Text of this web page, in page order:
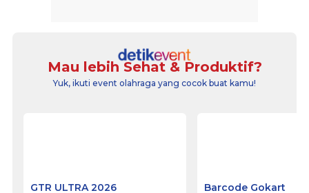
Mau lebih Sehat & Produktif?
Yuk, ikuti event olahraga yang cocok buat kamu!
GTR ULTRA 2026 Barcode Gokart